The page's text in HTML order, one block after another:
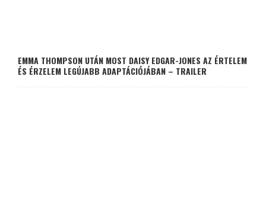
EMMA THOMPSON UTÁN MOST DAISY EDGAR-JONES AZ ÉRTELEM
ÉS ÉRZELEM LEGÚJABB ADAPTÁCIÓJÁBAN – TRAILER